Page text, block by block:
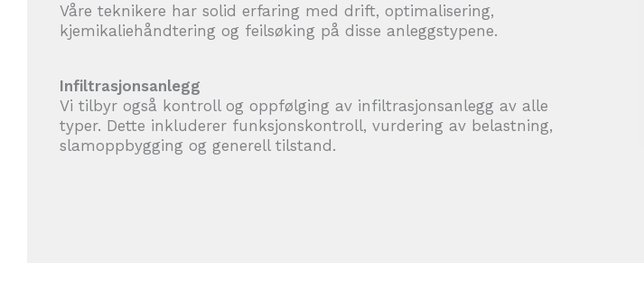
Våre teknikere har solid erfaring med drift, optimalisering,
kjemikaliehåndtering og feilsøking på disse anleggstypene.
Infiltrasjonsanlegg
Vi tilbyr også kontroll og oppfølging av infiltrasjonsanlegg av alle
typer. Dette inkluderer funksjonskontroll, vurdering av belastning,
slamoppbygging og generell tilstand.